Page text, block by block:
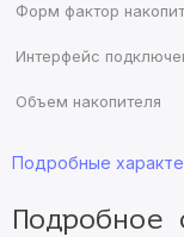
Форм фактор
Интерфейс
Объем накопителя
Подробные
Подробное